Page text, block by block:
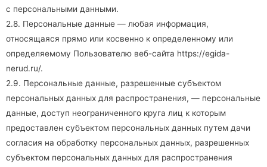
с персональными данными.
2.8. Персональные данные — любая информация,
относящаяся прямо или косвенно к определенному или
определяемому Пользователю веб-сайта https://egida-
nerud.ru/.
2.9. Персональные данные, разрешенные субъектом
персональных данных для распространения, — персональные
данные, доступ неограниченного круга лиц к которым
предоставлен субъектом персональных данных путем дачи
согласия на обработку персональных данных, разрешенных
субъектом персональных данных для распространения